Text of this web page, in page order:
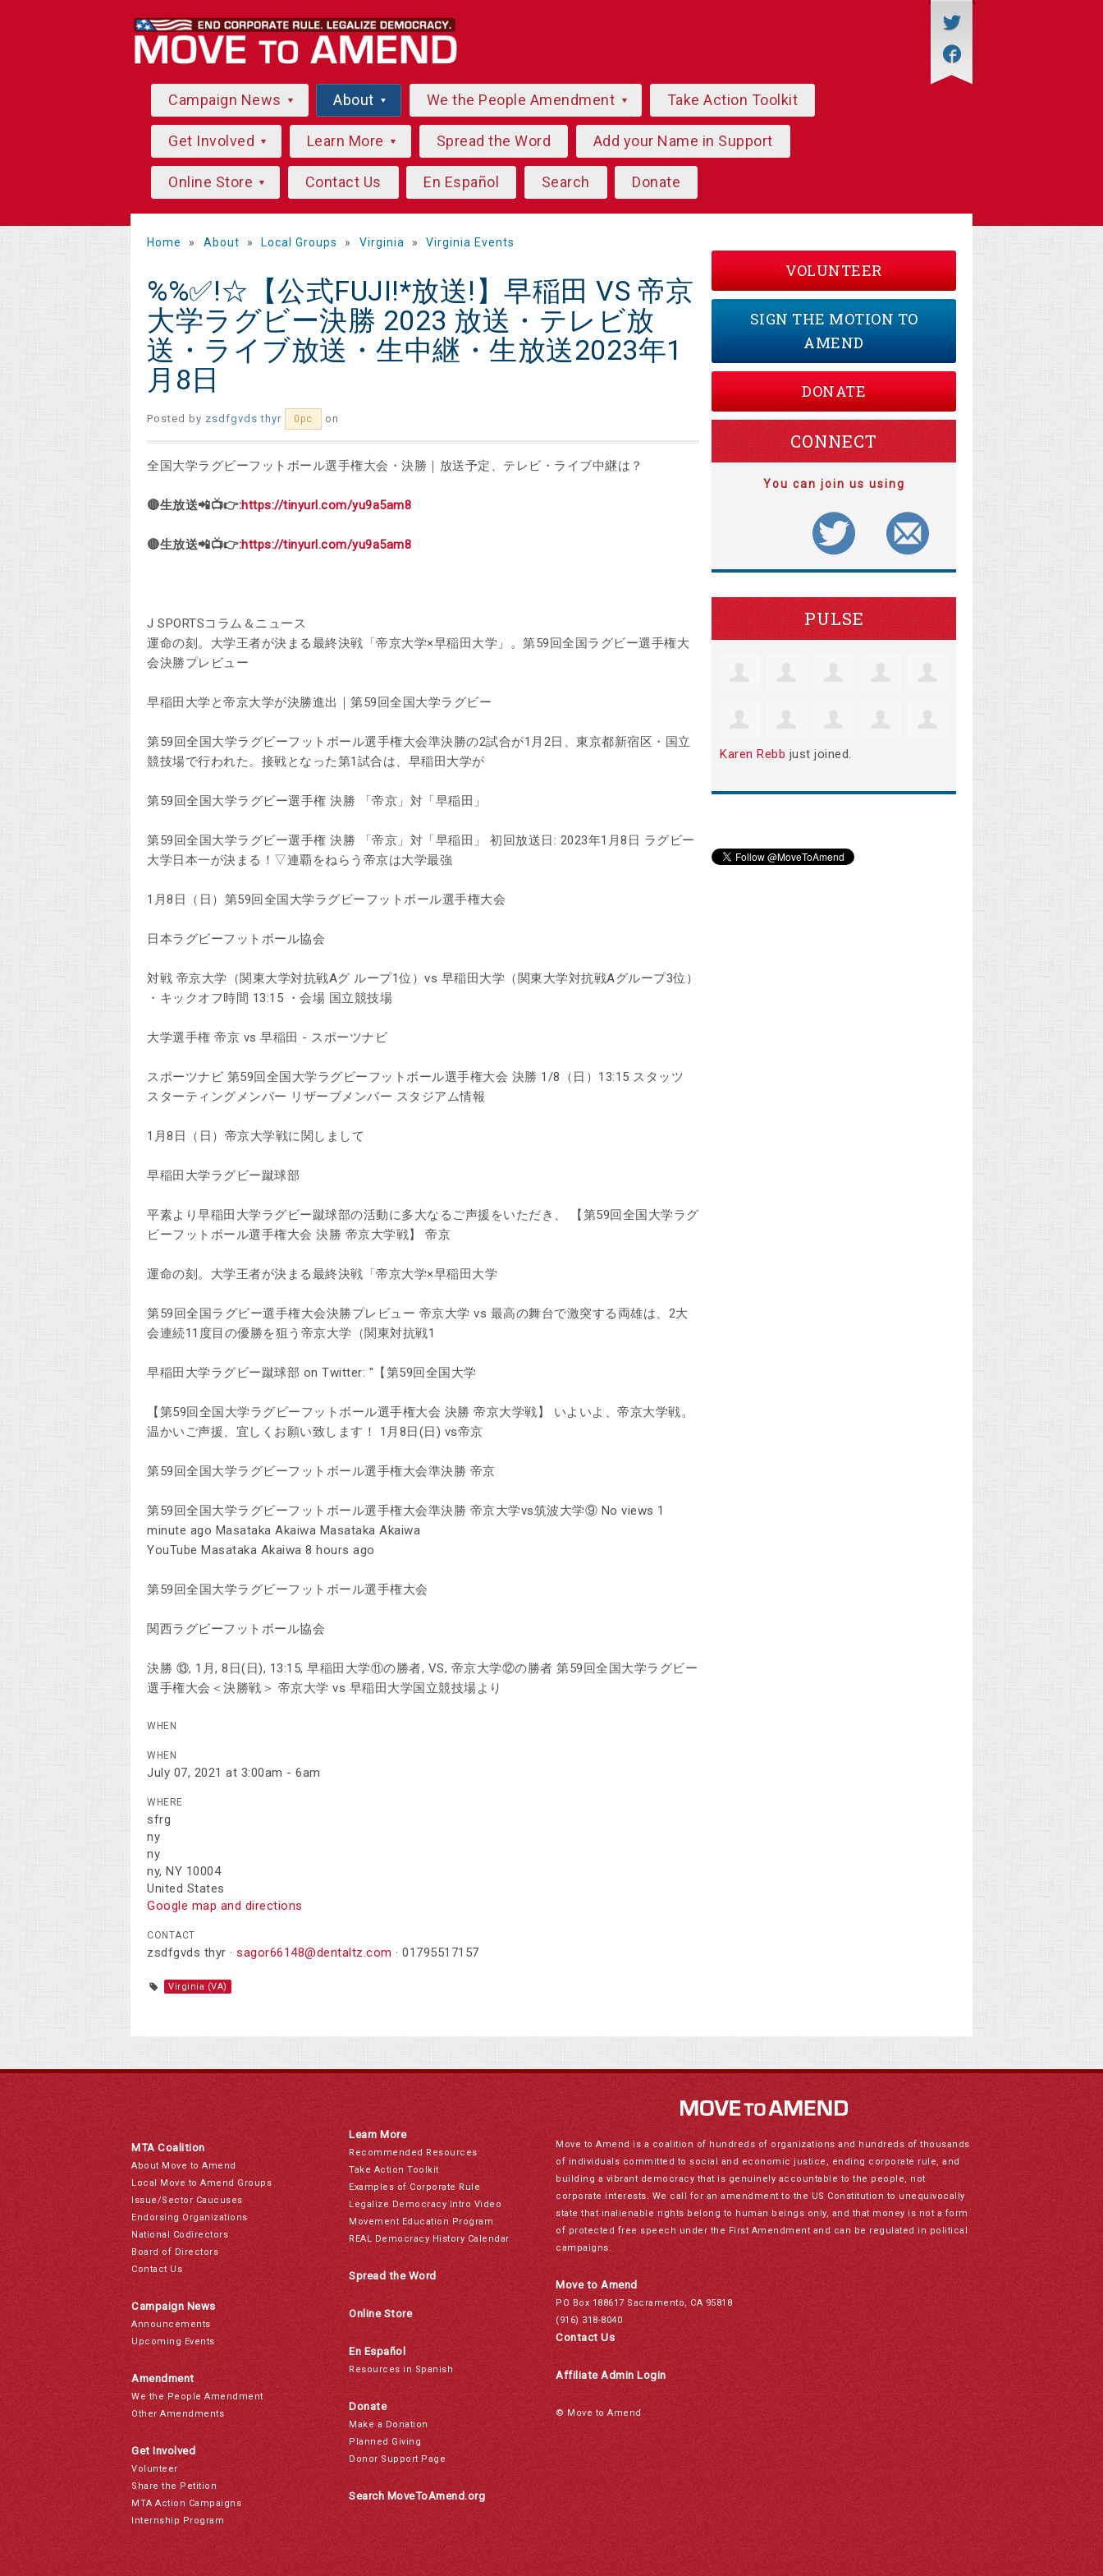
Campaign News About We the People Amendment Take Action Toolkit
Get Involved Learn More Spread the Word Add your Name in Support
Online Store Contact Us En Español Search Donate
Home » About » Local Groups » Virginia » Virginia Events
%%✅!☆【公式FUJI!*放送!】早稲田 VS 帝京
大学ラグビー決勝 2023 放送・テレビ放
送・ライブ放送・生中継・生放送2023年1
月8日
Posted by zsdfgvds thyr 0pc on
全国大学ラグビーフットボール選手権大会・決勝｜放送予定、テレビ・ライブ中継は？
🔴生放送📲📺👉:https://tinyurl.com/yu9a5am8
🔴生放送📲📺👉:https://tinyurl.com/yu9a5am8
J SPORTSコラム＆ニュース
運命の刻。大学王者が決まる最終決戦「帝京大学×早稲田大学」。第59回全国ラグビー選手権大
会決勝プレビュー
早稲田大学と帝京大学が決勝進出｜第59回全国大学ラグビー
第59回全国大学ラグビーフットボール選手権大会準決勝の2試合が1月2日、東京都新宿区・国立
競技場で行われた。接戦となった第1試合は、早稲田大学が
第59回全国大学ラグビー選手権 決勝 「帝京」対「早稲田」
第59回全国大学ラグビー選手権 決勝 「帝京」対「早稲田」 初回放送日: 2023年1月8日 ラグビー
大学日本一が決まる！▽連覇をねらう帝京は大学最強
1月8日（日）第59回全国大学ラグビーフットボール選手権大会
日本ラグビーフットボール協会
対戦 帝京大学（関東大学対抗戦Aグ ループ1位）vs 早稲田大学（関東大学対抗戦Aグループ3位）
・キックオフ時間 13:15 ・会場 国立競技場
大学選手権 帝京 vs 早稲田 - スポーツナビ
スポーツナビ 第59回全国大学ラグビーフットボール選手権大会 決勝 1/8（日）13:15 スタッツ
スターティングメンバー リザーブメンバー スタジアム情報
1月8日（日）帝京大学戦に関しまして
早稲田大学ラグビー蹴球部
平素より早稲田大学ラグビー蹴球部の活動に多大なるご声援をいただき、 【第59回全国大学ラグ
ビーフットボール選手権大会 決勝 帝京大学戦】 帝京
運命の刻。大学王者が決まる最終決戦「帝京大学×早稲田大学
第59回全国ラグビー選手権大会決勝プレビュー 帝京大学 vs 最高の舞台で激突する両雄は、2大
会連続11度目の優勝を狙う帝京大学（関東対抗戦1
早稲田大学ラグビー蹴球部 on Twitter: "【第59回全国大学
【第59回全国大学ラグビーフットボール選手権大会 決勝 帝京大学戦】 いよいよ、帝京大学戦。
温かいご声援、宜しくお願い致します！ 1月8日(日) vs帝京
第59回全国大学ラグビーフットボール選手権大会準決勝 帝京
第59回全国大学ラグビーフットボール選手権大会準決勝 帝京大学vs筑波大学⑨ No views 1
minute ago Masataka Akaiwa Masataka Akaiwa
YouTube Masataka Akaiwa 8 hours ago
第59回全国大学ラグビーフットボール選手権大会
関西ラグビーフットボール協会
決勝 ⑬, 1月, 8日(日), 13:15, 早稲田大学⑪の勝者, VS, 帝京大学⑫の勝者 第59回全国大学ラグビー
選手権大会＜決勝戦＞ 帝京大学 vs 早稲田大学国立競技場より
WHEN
WHEN
July 07, 2021 at 3:00am - 6am
WHERE
sfrg
ny
ny
ny, NY 10004
United States
Google map and directions
CONTACT
zsdfgvds thyr · sagor66148@dentaltz.com · 01795517157
Virginia (VA)
VOLUNTEER
SIGN THE MOTION TO
AMEND
DONATE
CONNECT
You can join us using
PULSE
Karen Rebb just joined.
MTA Coalition
About Move to Amend
Local Move to Amend Groups
Issue/Sector Caucuses
Endorsing Organizations
National Codirectors
Board of Directors
Contact Us
Campaign News
Announcements
Upcoming Events
Amendment
We the People Amendment
Other Amendments
Get Involved
Volunteer
Share the Petition
MTA Action Campaigns
Internship Program
Learn More
Recommended Resources
Take Action Toolkit
Examples of Corporate Rule
Legalize Democracy Intro Video
Movement Education Program
REAL Democracy History Calendar
Spread the Word
Online Store
En Español
Resources in Spanish
Donate
Make a Donation
Planned Giving
Donor Support Page
Search MoveToAmend.org
Move to Amend is a coalition of hundreds of organizations and hundreds of thousands
of individuals committed to social and economic justice, ending corporate rule, and
building a vibrant democracy that is genuinely accountable to the people, not
corporate interests. We call for an amendment to the US Constitution to unequivocally
state that inalienable rights belong to human beings only, and that money is not a form
of protected free speech under the First Amendment and can be regulated in political
campaigns.
Move to Amend
PO Box 188617 Sacramento, CA 95818
(916) 318-8040
Contact Us
Affiliate Admin Login
© Move to Amend